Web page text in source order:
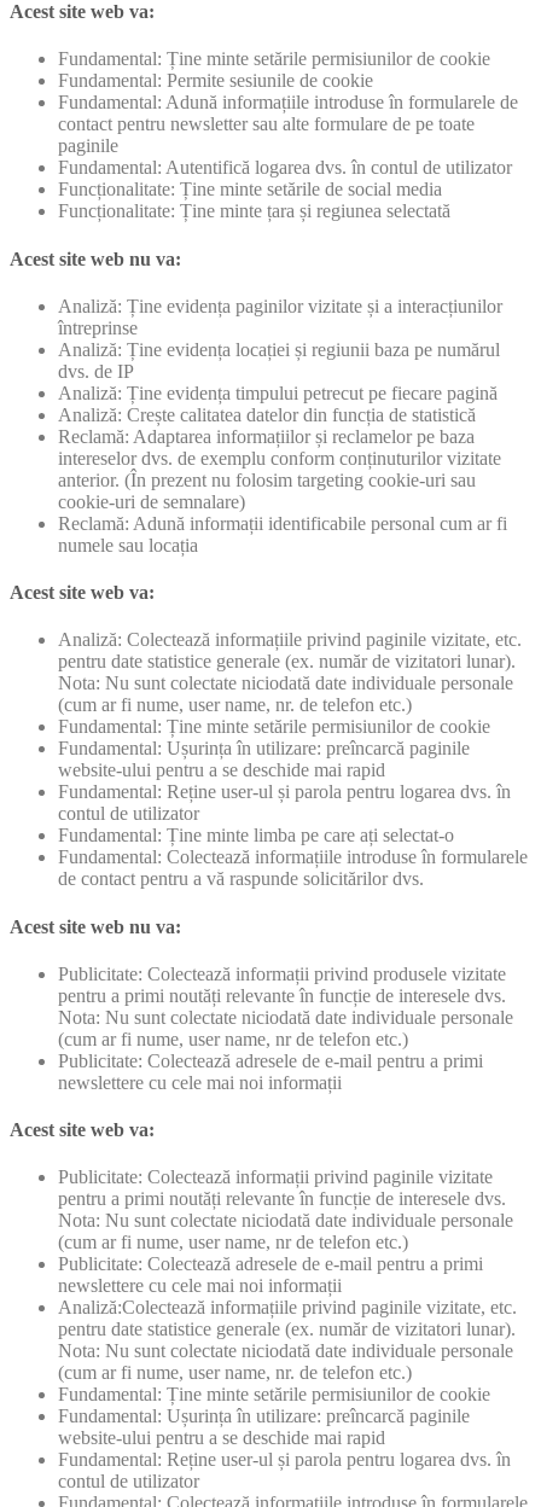
Acest site web va:
Fundamental: Ține minte setările permisiunilor de cookie
Fundamental: Permite sesiunile de cookie
Fundamental: Adună informațiile introduse în formularele de
contact pentru newsletter sau alte formulare de pe toate
paginile
Fundamental: Autentifică logarea dvs. în contul de utilizator
Funcționalitate: Ține minte setările de social media
Funcționalitate: Ține minte țara și regiunea selectată
Acest site web nu va:
Analiză: Ține evidența paginilor vizitate și a interacțiunilor
întreprinse
Analiză: Ține evidența locației și regiunii baza pe numărul
dvs. de IP
Analiză: Ține evidența timpului petrecut pe fiecare pagină
Analiză: Crește calitatea datelor din funcția de statistică
Reclamă: Adaptarea informațiilor și reclamelor pe baza
intereselor dvs. de exemplu conform conținuturilor vizitate
anterior. (În prezent nu folosim targeting cookie-uri sau
cookie-uri de semnalare)
Reclamă: Adună informații identificabile personal cum ar fi
numele sau locația
Acest site web va:
Analiză: Colectează informațiile privind paginile vizitate, etc.
pentru date statistice generale (ex. număr de vizitatori lunar).
Nota: Nu sunt colectate niciodată date individuale personale
(cum ar fi nume, user name, nr. de telefon etc.)
Fundamental: Ține minte setările permisiunilor de cookie
Fundamental: Ușurința în utilizare: preîncarcă paginile
website-ului pentru a se deschide mai rapid
Fundamental: Reține user-ul și parola pentru logarea dvs. în
contul de utilizator
Fundamental: Ține minte limba pe care ați selectat-o
Fundamental: Colectează informațiile introduse în formularele
de contact pentru a vă raspunde solicitărilor dvs.
Acest site web nu va:
Publicitate: Colectează informații privind produsele vizitate
pentru a primi noutăți relevante în funcție de interesele dvs.
Nota: Nu sunt colectate niciodată date individuale personale
(cum ar fi nume, user name, nr de telefon etc.)
Publicitate: Colectează adresele de e-mail pentru a primi
newslettere cu cele mai noi informații
Acest site web va:
Publicitate: Colectează informații privind paginile vizitate
pentru a primi noutăți relevante în funcție de interesele dvs.
Nota: Nu sunt colectate niciodată date individuale personale
(cum ar fi nume, user name, nr de telefon etc.)
Publicitate: Colectează adresele de e-mail pentru a primi
newslettere cu cele mai noi informații
Analiză:Colectează informațiile privind paginile vizitate, etc.
pentru date statistice generale (ex. număr de vizitatori lunar).
Nota: Nu sunt colectate niciodată date individuale personale
(cum ar fi nume, user name, nr. de telefon etc.)
Fundamental: Ține minte setările permisiunilor de cookie
Fundamental: Ușurința în utilizare: preîncarcă paginile
website-ului pentru a se deschide mai rapid
Fundamental: Reține user-ul și parola pentru logarea dvs. în
contul de utilizator